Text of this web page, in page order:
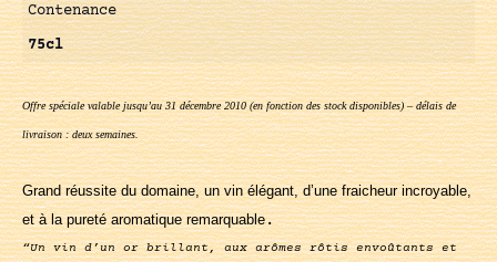
Contenance
75cl
Offre spéciale valable jusqu’au 31 décembre 2010 (en fonction des stock disponibles) – délais de
livraison : deux semaines.
Grand réussite du domaine, un vin élégant, d’une fraicheur incroyable,
et à la pureté aromatique remarquable.
“Un vin d’un or brillant, aux arômes rôtis envoûtants et